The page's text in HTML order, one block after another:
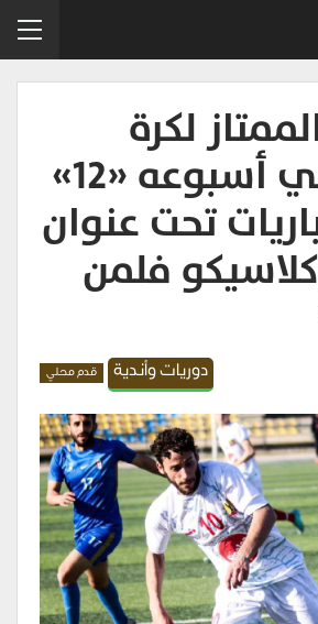
لكرة
القدم في أسبوعه «12»
تحت عنوان
فلمن
دوريات وأندية قدم محلي